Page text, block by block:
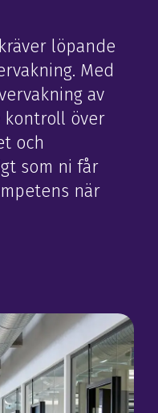
löpande
Med
av
kontroll över
och
som ni får
när